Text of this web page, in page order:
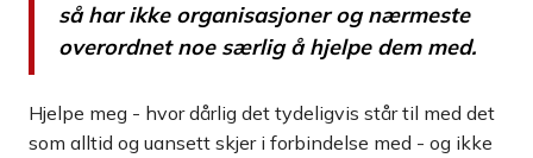
så har ikke organisasjoner og nærmeste
overordnet noe særlig å hjelpe dem med.
Hjelpe meg - hvor dårlig det tydeligvis står til med det
som alltid og uansett skjer i forbindelse med - og ikke